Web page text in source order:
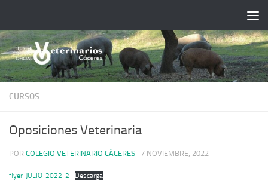
CURSOS
Oposiciones Veterinaria
POR COLEGIO VETERINARIO CÁCERES · 7 NOVIEMBRE, 2022
flyer-JULIO-2022-2 Descarga